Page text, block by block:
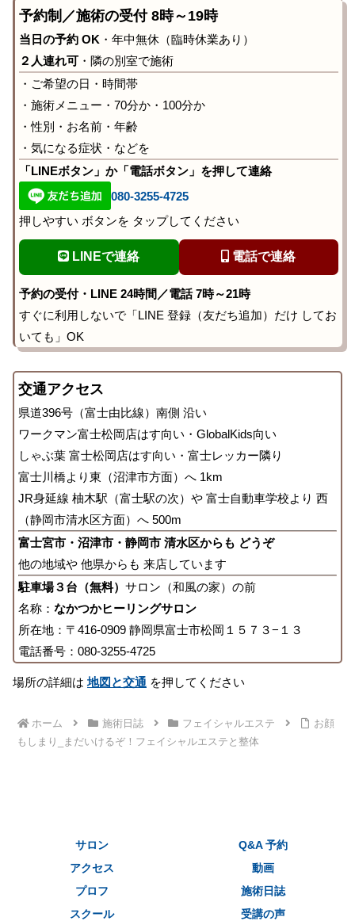
予約制／施術の受付 8時～19時
当日の予約 OK ・年中無休（臨時休業あり）
２人連れ可 ・隣の別室で施術
・ご希望の日・時間帯
・施術メニュー・70分か・100分か
・性別・お名前・年齢
・気になる症状・などを
「LINEボタン」か「電話ボタン」を押して連絡
080-3255-4725
押しやすい ボタンを タップしてください
LINEで連絡 電話で連絡
予約の受付・LINE 24時間／電話 7時～21時
すぐに利用しないで「LINE 登録（友だち追加）だけ してお
いても」OK
交通アクセス
県道396号（富士由比線）南側 沿い
ワークマン富士松岡店はす向い・GlobalKids向い
しゃぶ葉 富士松岡店はす向い・富士レッカー隣り
富士川橋より東（沼津市方面）へ 1km
JR身延線 柚木駅（富士駅の次）や 富士自動車学校より 西
（静岡市清水区方面）へ 500m
富士宮市・沼津市・静岡市 清水区からも どうぞ
他の地域や 他県からも 来店しています
駐車場３台（無料） サロン（和風の家）の前
名称： なかつかヒーリングサロン
所在地：〒416-0909 静岡県富士市松岡１５７３−１３
電話番号：080-3255-4725
場所の詳細は地図と交通 を押してください
ホーム 施術日誌 フェイシャルエステ
お顔
もしまり_まだいけるぞ！フェイシャルエステと整体
サロン
Q&A 予約
アクセス
動画
プロフ
施術日誌
スクール
受講の声